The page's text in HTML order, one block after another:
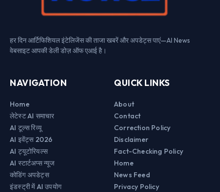
हर दिन आर्टिफिशियल इंटेलिजेंस की ताजा खबरें और अपडेट्स पाएं—AI News
वेबसाइट आपकी डेली डोज़ ऑफ एआई है।
NAVIGATION
Home
लेटेस्ट AI समाचार
AI टूल्स रिव्यू
AI इवेंट्स 2026
AI ट्यूटोरियल्स
AI स्टार्टअप्स न्यूज
कोडिंग अपडेट्स
इंडस्ट्री में AI उपयोग
QUICK LINKS
About
Contact
Correction Policy
Disclaimer
Fact-Checking Policy
Home
News Feed
Privacy Policy